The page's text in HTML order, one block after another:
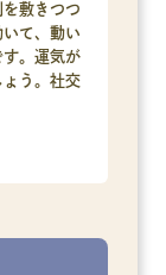
敷きつつ
て、動い
。運気が
ょう。社交